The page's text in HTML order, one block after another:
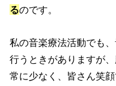
るのです。
私の音楽療法活動でも
行うときがありますが
常に少なく、皆さん笑